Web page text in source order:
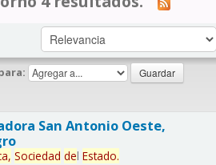
San Antonio Oeste,
Sociedad del Estado.